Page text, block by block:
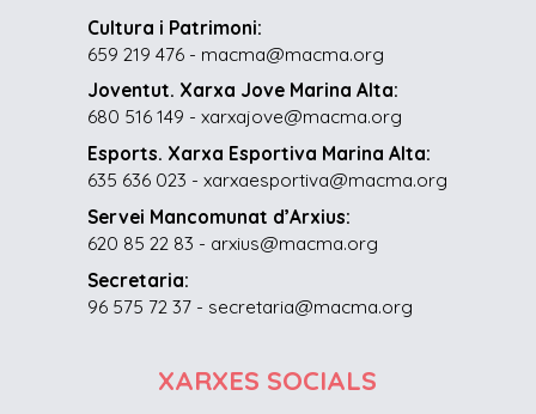
Cultura i Patrimoni:
659 219 476 - macma@macma.org
Joventut. Xarxa Jove Marina Alta:
680 516 149 - xarxajove@macma.org
Esports. Xarxa Esportiva Marina Alta:
635 636 023 - xarxaesportiva@macma.org
Servei Mancomunat d’Arxius:
620 85 22 83 - arxius@macma.org
Secretaria:
96 575 72 37 - secretaria@macma.org
XARXES SOCIALS